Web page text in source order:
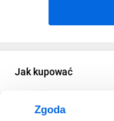
Zgoda
Jak kupować
O firmie